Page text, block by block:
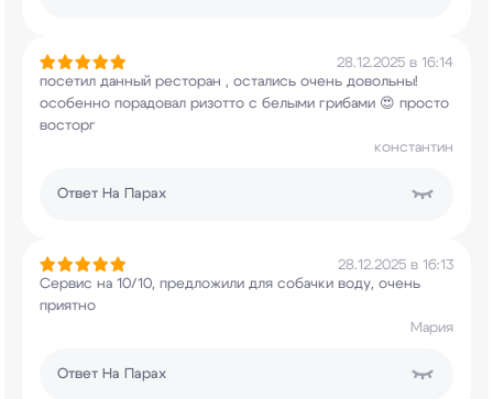
28.12.2025 в 16:14
посетил данный ресторан , остались очень довольны!
особенно порадовал ризотто с белыми грибами 😍 просто
восторг
константин
Ответ На Парах
28.12.2025 в 16:13
Сервис на 10/10, предложили для собачки воду, очень
приятно
Мария
Ответ На Парах